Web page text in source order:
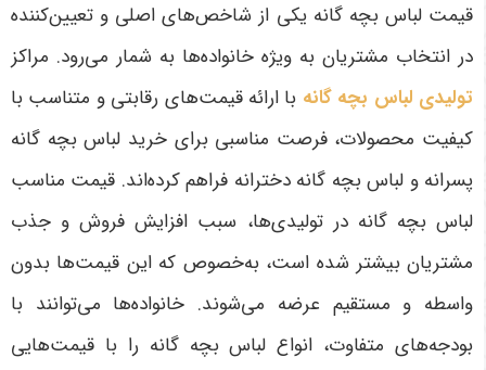
قیمت لباس بچه گانه یکی از شاخص‌های اصلی و تعیین‌کننده
در انتخاب مشتریان به ویژه خانواده‌ها به شمار می‌رود. مراکز
تولیدی لباس بچه گانه با ارائه قیمت‌های رقابتی و متناسب با
کیفیت محصولات، فرصت مناسبی برای خرید لباس بچه گانه
پسرانه و لباس بچه گانه دخترانه فراهم کرده‌اند. قیمت مناسب
لباس بچه گانه در تولیدی‌ها، سبب افزایش فروش و جذب
مشتریان بیشتر شده است، به‌خصوص که این قیمت‌ها بدون
واسطه و مستقیم عرضه می‌شوند. خانواده‌ها می‌توانند با
بودجه‌های متفاوت، انواع لباس بچه گانه را با قیمت‌هایی